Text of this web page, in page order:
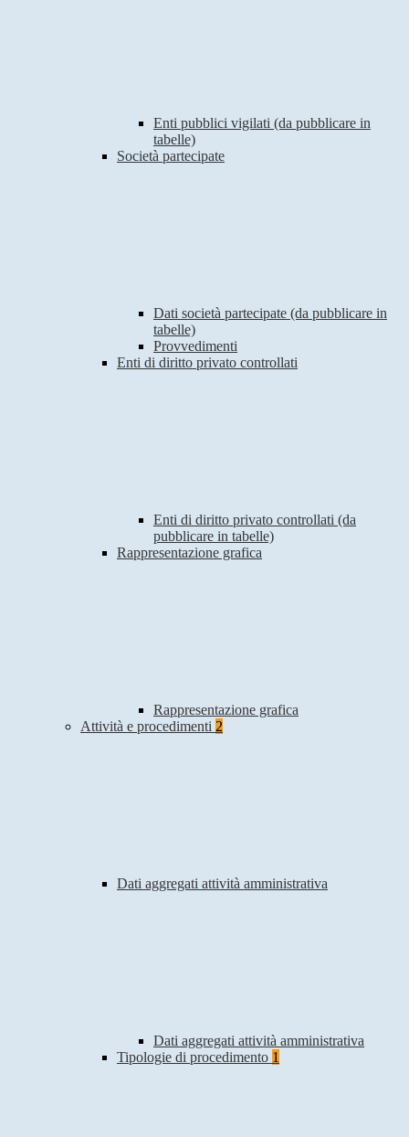
Enti pubblici vigilati (da pubblicare in
tabelle)
Società partecipate
Dati società partecipate (da pubblicare in
tabelle)
Provvedimenti
Enti di diritto privato controllati
Enti di diritto privato controllati (da
pubblicare in tabelle)
Rappresentazione grafica
Rappresentazione grafica
Attività e procedimenti 2
Dati aggregati attività amministrativa
Dati aggregati attività amministrativa
Tipologie di procedimento 1